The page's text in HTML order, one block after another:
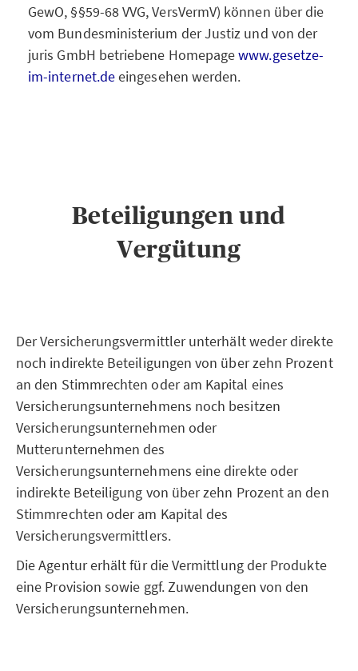
GewO, §§59-68 VVG, VersVermV) können über die
vom Bundesministerium der Justiz und von der
juris GmbH betriebene Homepagewww.gesetze-
im-internet.deeingesehen werden.
Beteiligungen und
Vergütung
Der Versicherungsvermittler unterhält weder direkte
noch indirekte Beteiligungen von über zehn Prozent
an den Stimmrechten oder am Kapital eines
Versicherungsunternehmens noch besitzen
Versicherungsunternehmen oder
Mutterunternehmen des
Versicherungsunternehmens eine direkte oder
indirekte Beteiligung von über zehn Prozent an den
Stimmrechten oder am Kapital des
Versicherungsvermittlers.
Die Agentur erhält für die Vermittlung der Produkte
eine Provision sowie ggf. Zuwendungen von den
Versicherungsunternehmen.